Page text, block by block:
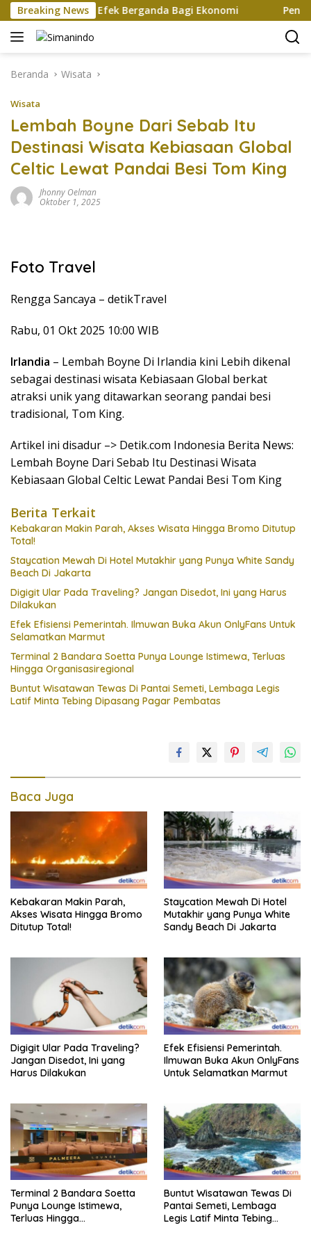
Langsung
ke
konten
Breaking News
Ciptakan Efek Berganda Bagi Ekonomi
Beranda Wisata
Wisata
Lembah Boyne Dari Sebab Itu
Destinasi Wisata Kebiasaan Global
Celtic Lewat Pandai Besi Tom King
Jhonny Oelman
Oktober 1, 2025
Foto Travel
Rengga Sancaya – detikTravel
Rabu, 01 Okt 2025 10:00 WIB
Irlandia – Lembah Boyne Di Irlandia kini Lebih dikenal
sebagai destinasi wisata Kebiasaan Global berkat
atraksi unik yang ditawarkan seorang pandai besi
tradisional, Tom King.
Artikel ini disadur –> Detik.com Indonesia Berita News:
Lembah Boyne Dari Sebab Itu Destinasi Wisata
Kebiasaan Global Celtic Lewat Pandai Besi Tom King
Berita Terkait
Kebakaran Makin Parah, Akses Wisata Hingga Bromo Ditutup
Total!
Staycation Mewah Di Hotel Mutakhir yang Punya White Sandy
Beach Di Jakarta
Digigit Ular Pada Traveling? Jangan Disedot, Ini yang Harus
Dilakukan
Efek Efisiensi Pemerintah. Ilmuwan Buka Akun OnlyFans Untuk
Selamatkan Marmut
Terminal 2 Bandara Soetta Punya Lounge Istimewa, Terluas
Hingga Organisasiregional
Buntut Wisatawan Tewas Di Pantai Semeti, Lembaga Legis
Latif Minta Tebing Dipasang Pagar Pembatas
Baca Juga
Kebakaran Makin Parah,
Akses Wisata Hingga Bromo
Ditutup Total!
Staycation Mewah Di Hotel
Mutakhir yang Punya White
Sandy Beach Di Jakarta
Digigit Ular Pada Traveling?
Jangan Disedot, Ini yang
Harus Dilakukan
Efek Efisiensi Pemerintah.
Ilmuwan Buka Akun OnlyFans
Untuk Selamatkan Marmut
Terminal 2 Bandara Soetta
Punya Lounge Istimewa,
Terluas Hingga
Buntut Wisatawan Tewas Di
Pantai Semeti, Lembaga
Legis Latif Minta Tebing